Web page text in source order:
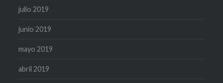
julio 2019
junio 2019
mayo 2019
abril 2019